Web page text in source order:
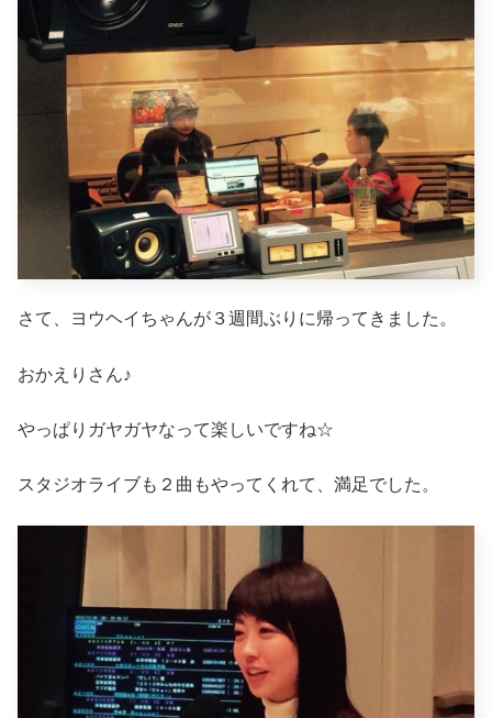
さて、ヨウヘイちゃんが３週間ぶりに帰ってきました。
おかえりさん♪
やっぱりガヤガヤなって楽しいですね☆
スタジオライブも２曲もやってくれて、満足でした。